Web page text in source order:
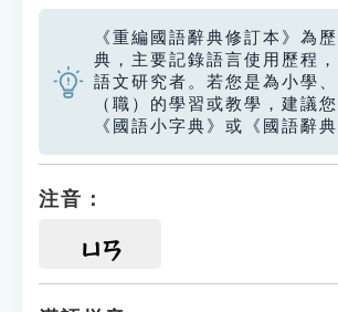
《重編國語辭典修訂本》為
典，主要記錄語言使用歷程
語文研究者。若您是為小學
（職）的學習或教學，建議
《國語小字典》或《國語辭
注音：
ㄩㄢ